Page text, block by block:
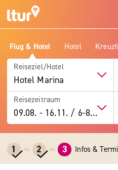
Flug & Hotel Hotel
Reiseziel/Hotel
Hotel Marina
Reisezeitraum
09.08. -16.11. / 6-8 Tage
1 2 3 Infos &